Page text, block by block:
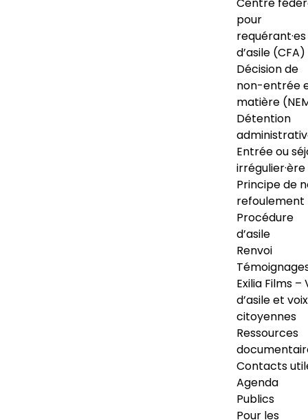
pour
requérant·es
d’asile (CFA)
Décision de
non-entrée
matière
Détention
Entrée ou
irrégulier·ère
Principe de
refoulement
Procédure
d’asile
Renvoi
Exilia Films –
d’asile et voix
citoyennes
Ressources
Contacts
Agenda
Publics
Pour les